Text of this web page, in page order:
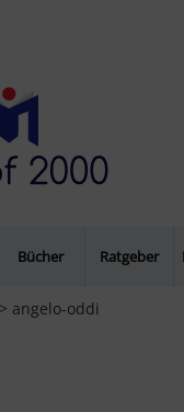
Bücher Ratgeber
> angelo-oddi